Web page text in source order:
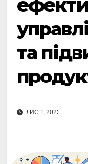
та
ЛИС 1, 2023